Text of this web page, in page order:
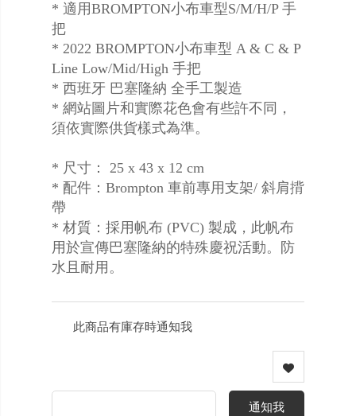
* 適用BROMPTON小布車型S/M/H/P 手
把
* 2022 BROMPTON小布車型 A & C & P
Line Low/Mid/High 手把
* 西班牙 巴塞隆納 全手工製造
* 網站圖片和實際花色會有些許不同，
須依實際供貨樣式為準。
* 尺寸： 25 x 43 x 12 cm
* 配件：Brompton 車前專用支架/ 斜肩揹
帶
* 材質：採用帆布 (PVC) 製成，此帆布
用於宣傳巴塞隆納的特殊慶祝活動。防
水且耐用。
此商品有庫存時通知我
通知我